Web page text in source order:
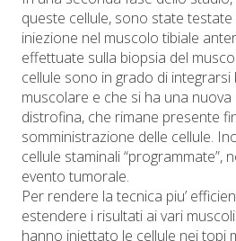
queste cellule, sono state
iniezione nel muscolo tibiale
effettuate sulla biopsia del
cellule sono in grado di
muscolare e che si ha una
distrofina, che rimane presente
somministrazione delle cellule.
cellule staminali “programmate”,
evento tumorale.
Per rendere la tecnica piu’
estendere i risultati ai vari
hanno iniettato le cellule nei topi